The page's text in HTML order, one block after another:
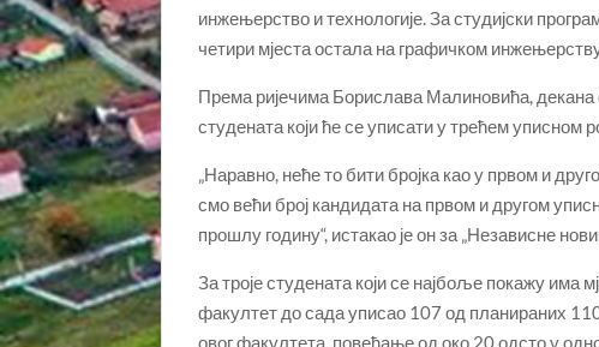
инжењерство и технологије. За студијски
четири мјеста остала на графичком
Према ријечима Борислава Малиновића, декана
студената који ће се уписати у трећем уписном
„Наравно, неће то бити бројка као у првом и
смо већи број кандидата на првом и другом
прошлу годину“, истакао је он за „Независне
За троје студената који се најбоље покажу има
факултет до сада уписао 107 од планираних
овог факултета, повећање од око 20 одсто у